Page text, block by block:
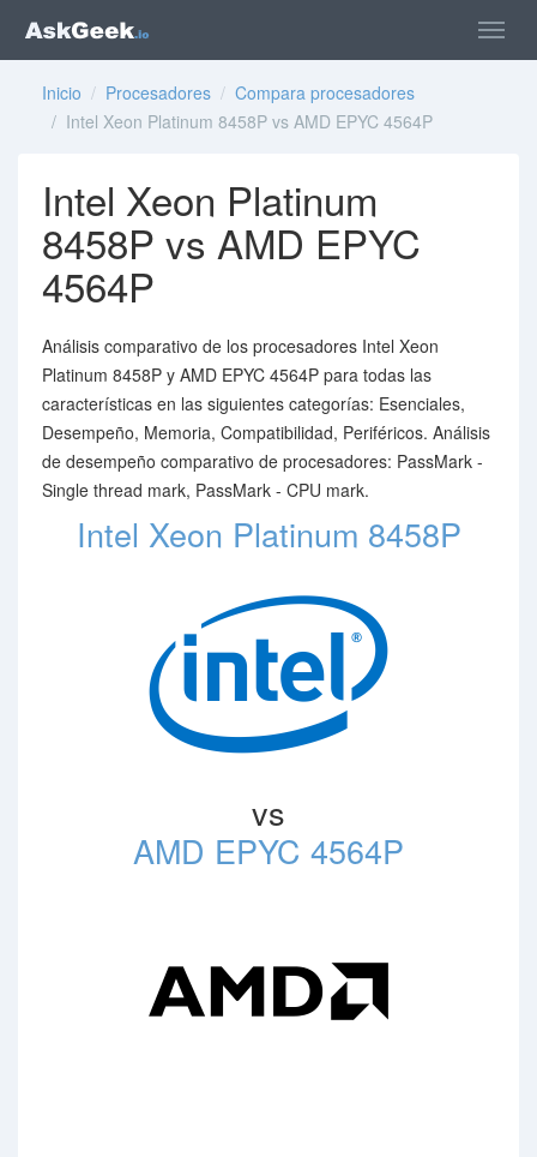
Inicio / Procesadores / Compara procesadores
/ Intel Xeon Platinum 8458P vs AMD EPYC 4564P
Intel Xeon Platinum
8458P vs AMD EPYC
4564P
Análisis comparativo de los procesadores Intel Xeon
Platinum 8458P y AMD EPYC 4564P para todas las
características en las siguientes categorías: Esenciales,
Desempeño, Memoria, Compatibilidad, Periféricos. Análisis
de desempeño comparativo de procesadores: PassMark -
Single thread mark, PassMark - CPU mark.
Intel Xeon Platinum 8458P
vs
AMD EPYC 4564P